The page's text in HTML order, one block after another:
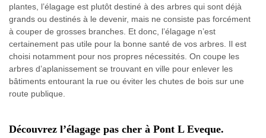
plantes, l’élagage est plutôt destiné à des arbres qui sont déjà
grands ou destinés à le devenir, mais ne consiste pas forcément
à couper de grosses branches. Et donc, l’élagage n’est
certainement pas utile pour la bonne santé de vos arbres. Il est
choisi notamment pour nos propres nécessités. On coupe les
arbres d’aplanissement se trouvant en ville pour enlever les
bâtiments entourant la rue ou éviter les chutes de bois sur une
route publique.
Découvrez l’élagage pas cher à Pont L Eveque.